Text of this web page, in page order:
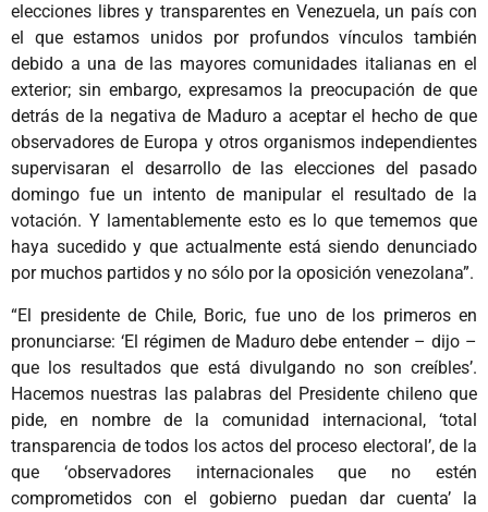
elecciones libres y transparentes en Venezuela, un país con
el que estamos unidos por profundos vínculos también
debido a una de las mayores comunidades italianas en el
exterior; sin embargo, expresamos la preocupación de que
detrás de la negativa de Maduro a aceptar el hecho de que
observadores de Europa y otros organismos independientes
supervisaran el desarrollo de las elecciones del pasado
domingo fue un intento de manipular el resultado de la
votación. Y lamentablemente esto es lo que tememos que
haya sucedido y que actualmente está siendo denunciado
por muchos partidos y no sólo por la oposición venezolana”.
“El presidente de Chile, Boric, fue uno de los primeros en
pronunciarse: ‘El régimen de Maduro debe entender – dijo –
que los resultados que está divulgando no son creíbles’.
Hacemos nuestras las palabras del Presidente chileno que
pide, en nombre de la comunidad internacional, ‘total
transparencia de todos los actos del proceso electoral’, de la
que ‘observadores internacionales que no estén
comprometidos con el gobierno puedan dar cuenta’ la